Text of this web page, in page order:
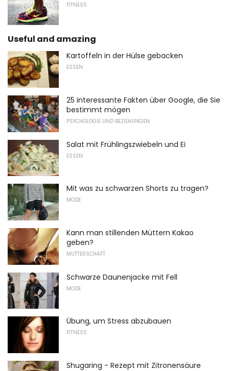
FITNESS
Useful and amazing
Kartoffeln in der Hülse gebacken
ESSEN
25 interessante Fakten über Google, die Sie
bestimmt mögen
PSYCHOLOGIE UND BEZIEHUNGEN
Salat mit Frühlingszwiebeln und Ei
ESSEN
Mit was zu schwarzen Shorts zu tragen?
MODE
Kann man stillenden Müttern Kakao
geben?
MUTTERSCHAFT
Schwarze Daunenjacke mit Fell
MODE
Übung, um Stress abzubauen
FITNESS
Shugaring - Rezept mit Zitronensäure